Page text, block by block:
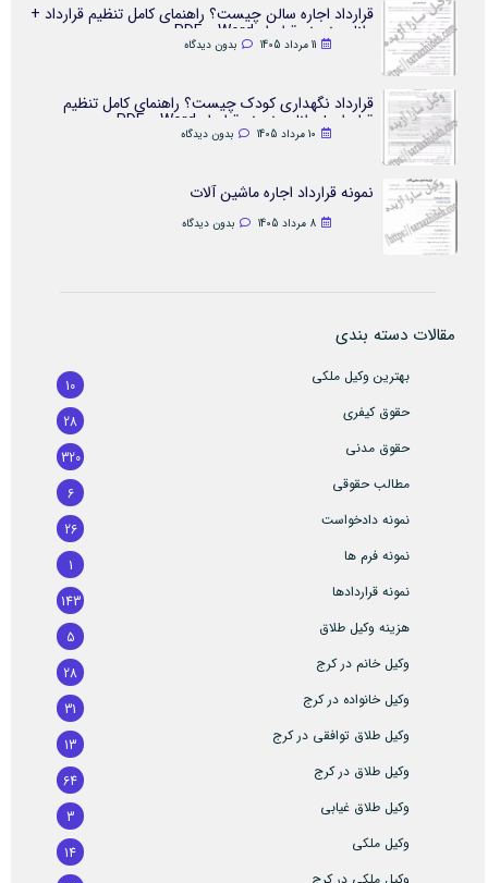
قرارداد اجاره سالن چیست؟ راهنمای کامل تنظیم قرارداد +
دانلود نمونه قرارداد Word و PDF
11 مرداد 1405 بدون دیدگاه
قرارداد نگهداری کودک چیست؟ راهنمای کامل تنظیم
قرارداد + دانلود نمونه قرارداد Word و PDF
10 مرداد 1405 بدون دیدگاه
نمونه قرارداد اجاره ماشین آلات
8 مرداد 1405 بدون دیدگاه
مقالات دسته بندی
بهترین وکیل ملکی
10
حقوق کیفری
28
حقوق مدنی
320
مطالب حقوقی
6
نمونه دادخواست
26
نمونه فرم ها
1
نمونه قراردادها
143
هزینه وکیل طلاق
5
وکیل خانم در کرج
28
وکیل خانواده در کرج
31
وکیل طلاق توافقی در کرج
13
وکیل طلاق در کرج
64
وکیل طلاق غیابی
3
وکیل ملکی
14